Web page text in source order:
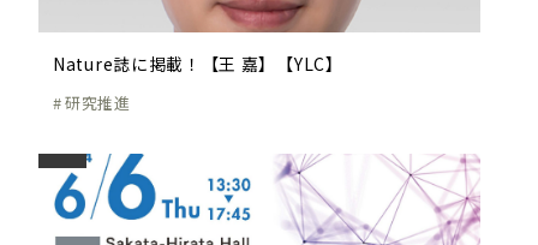
Nature誌に掲載！【王 嘉】【YLC】
研究推進